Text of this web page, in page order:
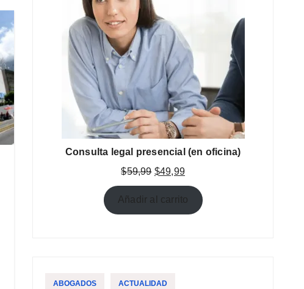
Consulta legal presencial (en oficina)
$59,99 El
precio
original
$49,99El
precio
actual
es:
Añadir al carrito
ABOGADOS ACTUALIDAD